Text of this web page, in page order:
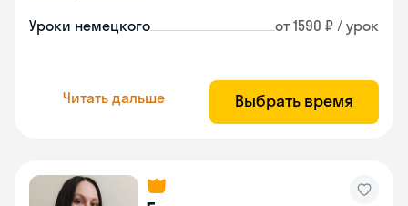
Уроки немецкого от 1590 ₽ / урок
Читать дальше Выбрать время